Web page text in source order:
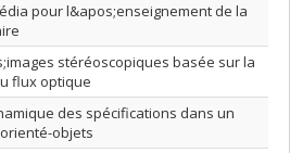
pour l&apos;enseignement de la
stéréoscopiques basée sur la
flux optique
des spécifications dans un
objets